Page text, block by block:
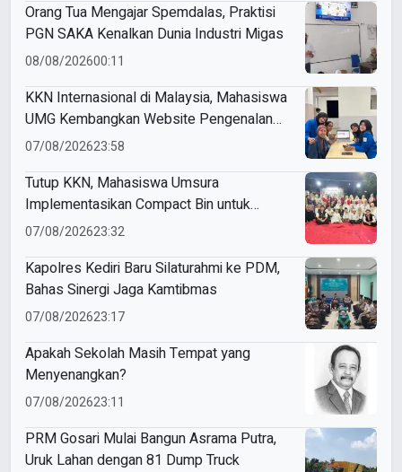
Orang Tua Mengajar Spemdalas, Praktisi
PGN SAKA Kenalkan Dunia Industri Migas
08/08/202600:11
KKN Internasional di Malaysia, Mahasiswa
UMG Kembangkan Website Pengenalan
Budaya Indonesia
07/08/202623:58
Tutup KKN, Mahasiswa Umsura
Implementasikan Compact Bin untuk
Sampah Anorganik di Ketabang
07/08/202623:32
Kapolres Kediri Baru Silaturahmi ke PDM,
Bahas Sinergi Jaga Kamtibmas
07/08/202623:17
Apakah Sekolah Masih Tempat yang
Menyenangkan?
07/08/202623:11
PRM Gosari Mulai Bangun Asrama Putra,
Uruk Lahan dengan 81 Dump Truck